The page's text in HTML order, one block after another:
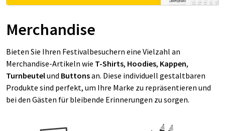
Merchandise
Bieten Sie Ihren Festivalbesuchern eine Vielzahl an
Merchandise-Artikeln wie T-Shirts, Hoodies, Kappen,
Turnbeutelund Buttonsan. Diese individuell gestaltbaren
Produkte sind perfekt, um Ihre Marke zu repräsentieren und
bei den Gästen für bleibende Erinnerungen zu sorgen.